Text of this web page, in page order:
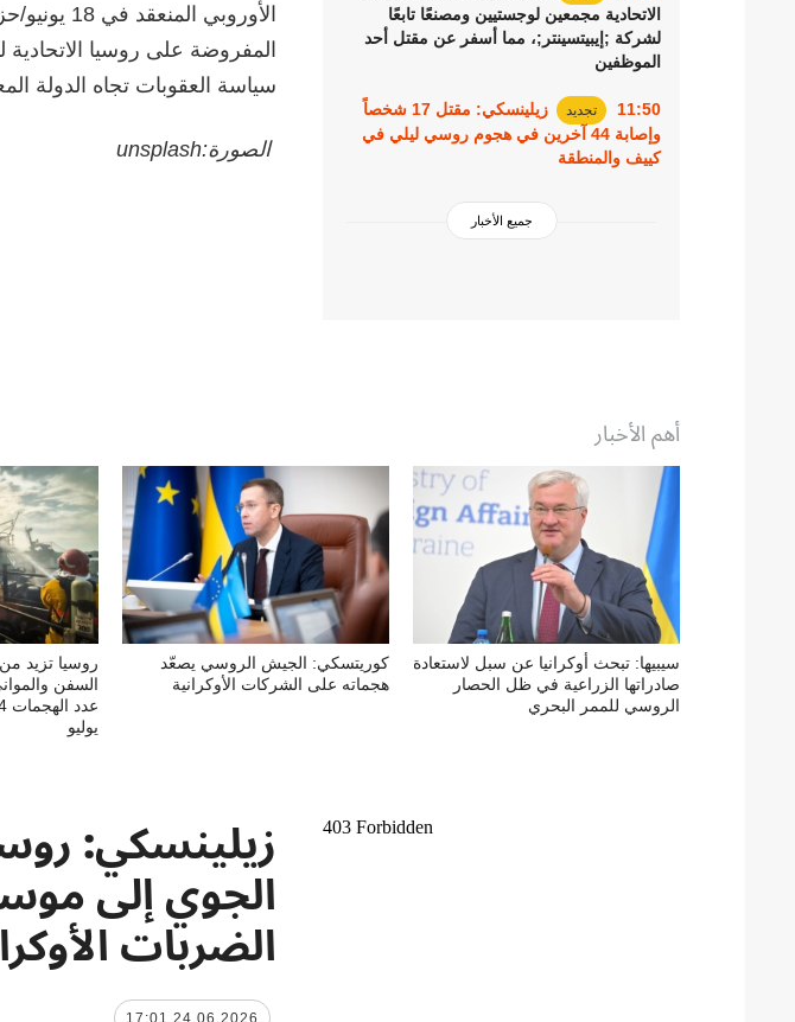
الاتحادية مجمعين لوجستيين ومصنعًا تابعًا
لشركة ;إيبيتسينتر;، مما أسفر عن مقتل أحد
الموظفين
11:50 تجديد
زيلينسكي: مقتل 17 شخصاً
وإصابة 44 آخرين في هجوم روسي ليلي في
كييف والمنطقة
جميع الأخبار
الأوروبي
سياسة العقوبات تجاه الدولة
الصورة:unsplash
أهم الأخبار
سيبيها: تبحث أوكرانيا عن سبل لاستعادة
صادراتها الزراعية في ظل الحصار
الروسي للممر البحري
كوريتسكي: الجيش الروسي يصعّد
هجماته على الشركات الأوكرانية
روسيا تزيد
السفن
يوليو
زيلينسكي:
الجوي إلى
الضربات
24.06.2026 17:01